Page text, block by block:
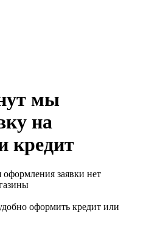
мы
на
кредит
заявки нет
оформить кредит или